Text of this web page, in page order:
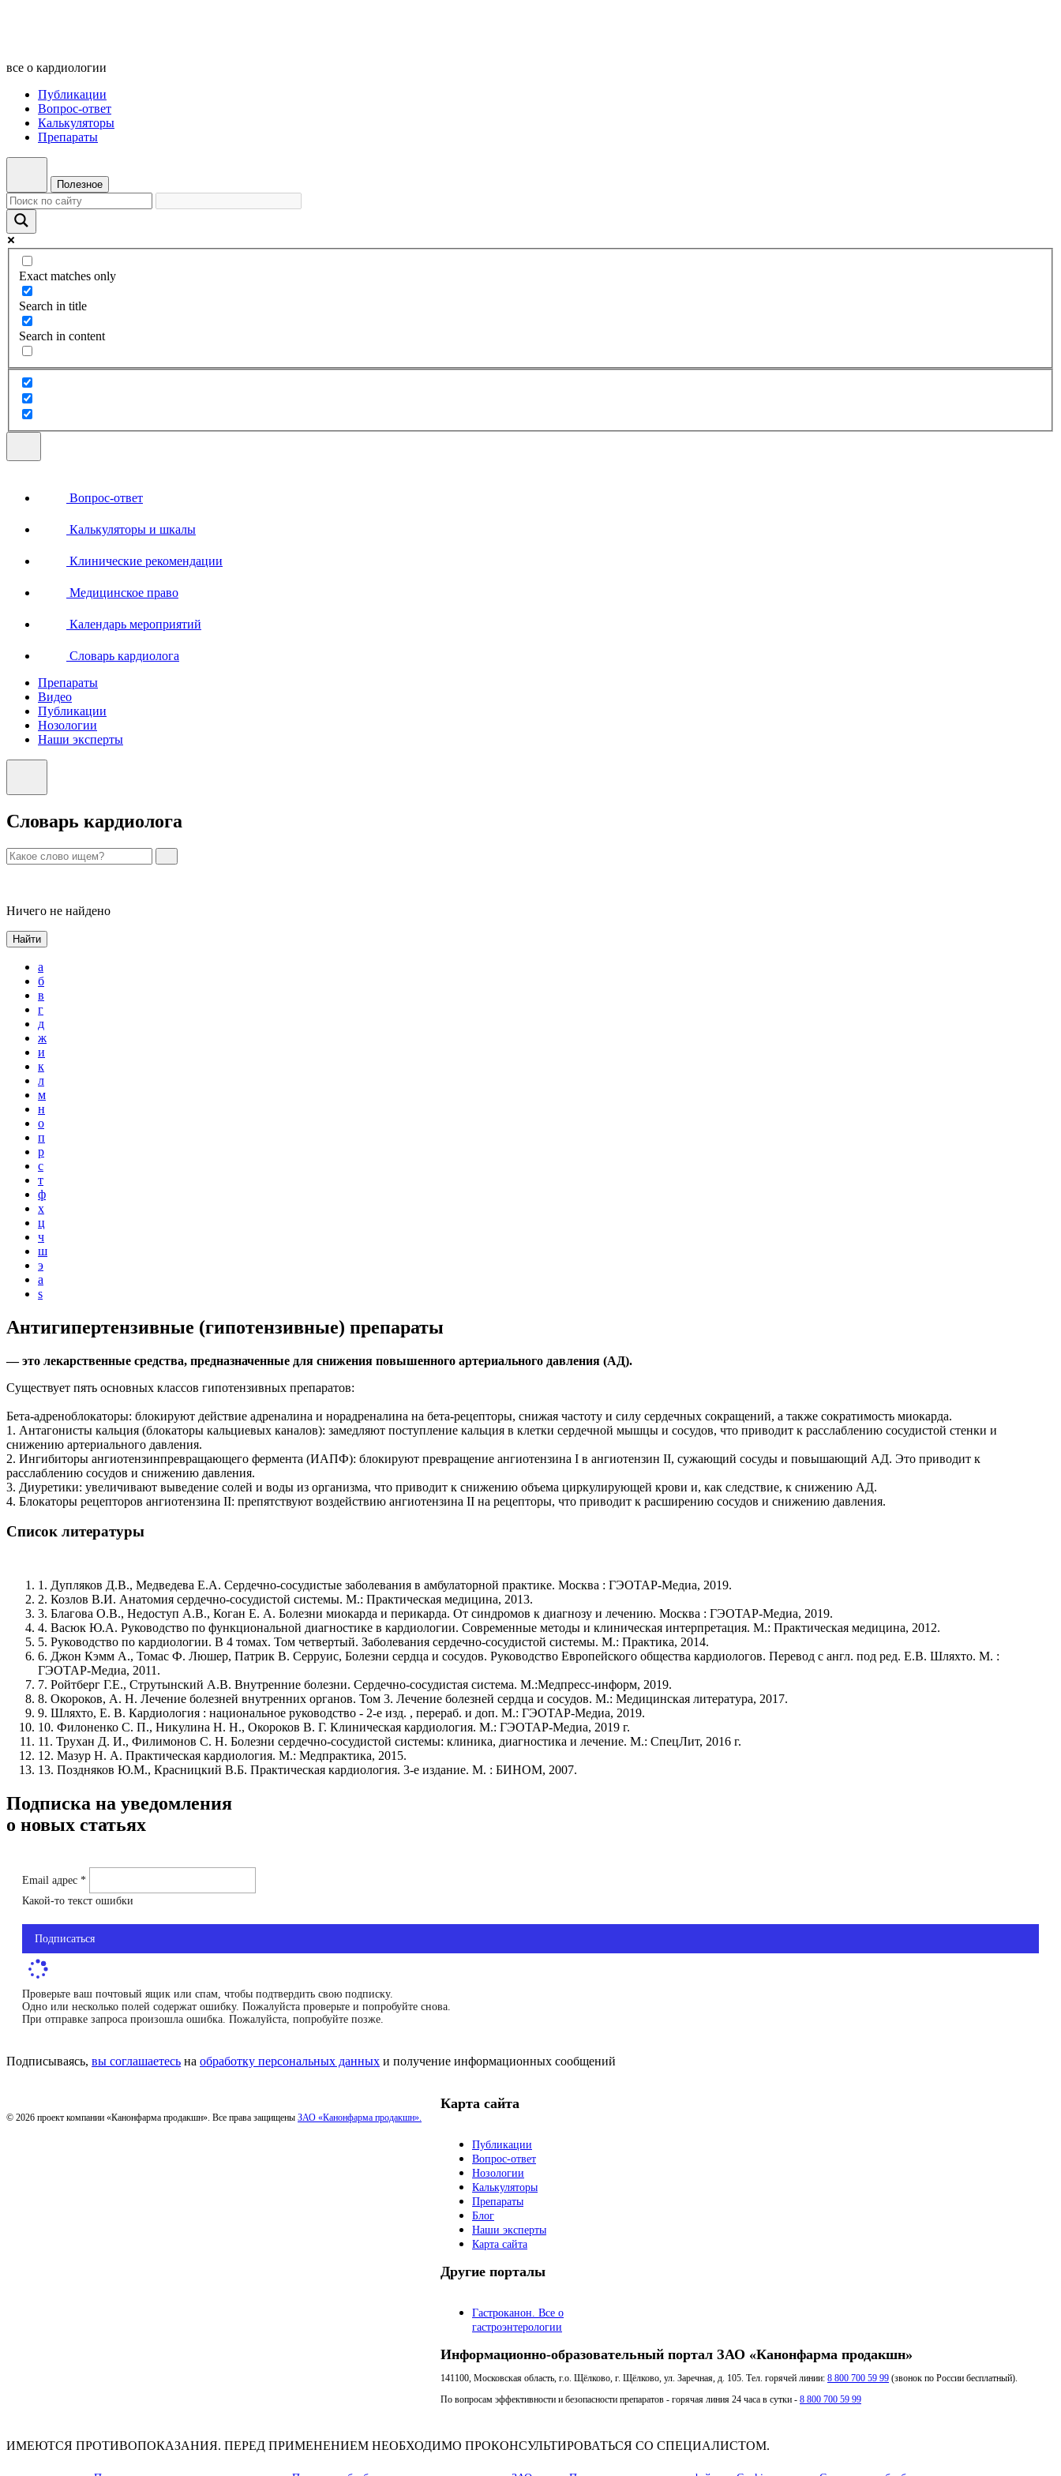
все о кардиологии
Публикации
Вопрос-ответ
Калькуляторы
Препараты
Полезное
Exact matches only
Search in title
Search in content
Вопрос-ответ
Калькуляторы и шкалы
Клинические рекомендации
Медицинское право
Календарь мероприятий
Словарь кардиолога
Препараты
Видео
Публикации
Нозологии
Наши эксперты
Словарь кардиолога
Ничего не найдено
Найти
а
б
в
г
д
ж
и
к
л
м
н
о
п
р
с
т
ф
х
ц
ч
ш
э
a
s
Антигипертензивные (гипотензивные) препараты
— это лекарственные средства, предназначенные для снижения повышенного артериального давления (АД).
Существует пять основных классов гипотензивных препаратов:
Бета-адреноблокаторы: блокируют действие адреналина и норадреналина на бета-рецепторы, снижая частоту и силу сердечных сокращений, а также сократимость миокарда.
1. Антагонисты кальция (блокаторы кальциевых каналов): замедляют поступление кальция в клетки сердечной мышцы и сосудов, что приводит к расслаблению сосудистой стенки и
снижению артериального давления.
2. Ингибиторы ангиотензинпревращающего фермента (ИАПФ): блокируют превращение ангиотензина I в ангиотензин II, сужающий сосуды и повышающий АД. Это приводит к
расслаблению сосудов и снижению давления.
3. Диуретики: увеличивают выведение солей и воды из организма, что приводит к снижению объема циркулирующей крови и, как следствие, к снижению АД.
4. Блокаторы рецепторов ангиотензина II: препятствуют воздействию ангиотензина II на рецепторы, что приводит к расширению сосудов и снижению давления.
Список литературы
1. Дупляков Д.В., Медведева Е.А. Сердечно-сосудистые заболевания в амбулаторной практике. Москва : ГЭОТАР-Медиа, 2019.
2. Козлов В.И. Анатомия сердечно-сосудистой системы. М.: Практическая медицина, 2013.
3. Благова О.В., Недоступ А.В., Коган Е. А. Болезни миокарда и перикарда. От синдромов к диагнозу и лечению. Москва : ГЭОТАР-Медиа, 2019.
4. Васюк Ю.А. Руководство по функциональной диагностике в кардиологии. Современные методы и клиническая интерпретация. М.: Практическая медицина, 2012.
5. Руководство по кардиологии. В 4 томах. Том четвертый. Заболевания сердечно-сосудистой системы. М.: Практика, 2014.
6. Джон Кэмм А., Томас Ф. Люшер, Патрик В. Серруис, Болезни сердца и сосудов. Руководство Европейского общества кардиологов. Перевод с англ. под ред. Е.В. Шляхто. М. :
ГЭОТАР-Медиа, 2011.
7. Ройтберг Г.Е., Струтынский А.В. Внутренние болезни. Сердечно-сосудистая система. М.:Медпресс-информ, 2019.
8. Окороков, А. Н. Лечение болезней внутренних органов. Том 3. Лечение болезней сердца и сосудов. М.: Медицинская литература, 2017.
9. Шляхто, Е. В. Кардиология : национальное руководство - 2-е изд. , перераб. и доп. М.: ГЭОТАР-Медиа, 2019.
10. Филоненко С. П., Никулина Н. Н., Окороков В. Г. Клиническая кардиология. М.: ГЭОТАР-Медиа, 2019 г.
11. Трухан Д. И., Филимонов С. Н. Болезни сердечно-сосудистой системы: клиника, диагностика и лечение. М.: СпецЛит, 2016 г.
12. Мазур Н. А. Практическая кардиология. М.: Медпрактика, 2015.
13. Поздняков Ю.М., Красницкий В.Б. Практическая кардиология. 3-е издание. М. : БИНОМ, 2007.
Подписка на уведомления
о новых статьях
Email адрес *
Какой-то текст ошибки
Подписаться
Проверьте ваш почтовый ящик или спам, чтобы подтвердить свою подписку.
Одно или несколько полей содержат ошибку. Пожалуйста проверьте и попробуйте снова.
При отправке запроса произошла ошибка. Пожалуйста, попробуйте позже.
Подписываясь, вы соглашаетесь на обработку персональных данных и получение информационных сообщений
© 2026 проект компании «Канонфарма продакшн». Все права защищены ЗАО «Канонфарма продакшн».
Карта сайта
Публикации
Вопрос-ответ
Нозологии
Калькуляторы
Препараты
Блог
Наши эксперты
Карта сайта
Другие порталы
Гастроканон. Все о
гастроэнтерологии
Информационно-образовательный портал ЗАО «Канонфарма продакшн»
141100, Московская область, г.о. Щёлково, г. Щёлково, ул. Заречная, д. 105. Тел. горячей линии: 8 800 700 59 99 (звонок по России бесплатный).
По вопросам эффективности и безопасности препаратов - горячая линия 24 часа в сутки - 8 800 700 59 99
ИМЕЮТСЯ ПРОТИВОПОКАЗАНИЯ. ПЕРЕД ПРИМЕНЕНИЕМ НЕОБХОДИМО ПРОКОНСУЛЬТИРОВАТЬСЯ СО СПЕЦИАЛИСТОМ.